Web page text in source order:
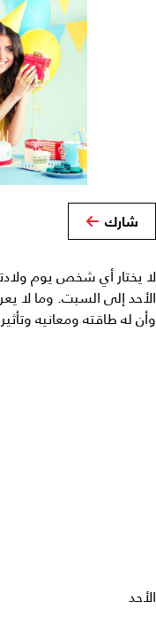
شارك
لا يختار أي شخص يوم
الأحد إلى السبت. وما لا
وأن له طاقته ومعانيه
الأحد